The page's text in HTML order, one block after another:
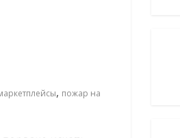
, пожар на